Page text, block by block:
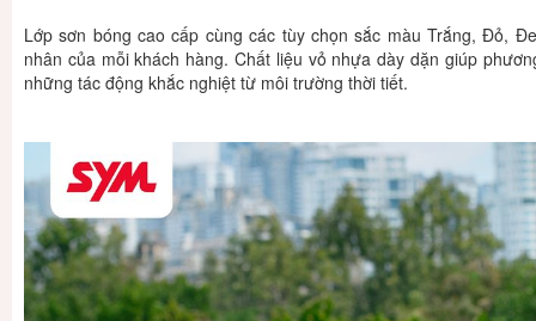
Lớp sơn bóng cao cấp cùng các tùy chọn sắc màu Trắng, Đỏ,
nhân của mỗi khách hàng. Chất liệu vỏ nhựa dày dặn giúp
những tác động khắc nghiệt từ môi trường thời tiết.